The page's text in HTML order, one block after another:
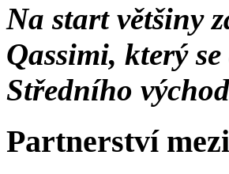
Na start většiny
Qassimi, který
Středního
Partnerství